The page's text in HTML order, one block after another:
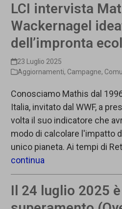
LCI intervista
Wackernagel
dell’impronta
23 Luglio 2025
Aggiornamenti, Campagne,
Conosciamo Mathis dal
Italia, invitato dal WWF, a
volta il suo indicatore che
modo di calcolare l'impatto
unico pianeta. Ai tempi di
continua
Il 24 luglio 2025